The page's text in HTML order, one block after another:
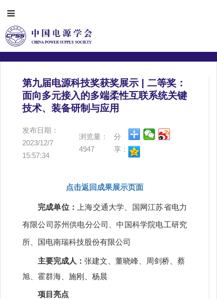
第九届电源科技奖获奖展示 | 二等奖：
面向多元接入的多端柔性互联系统关键
技术、装备研制与应用
发布日期：
2023/12/7
15:57:34
浏览量：
4947
分
享：
点击返回成果展示页面
完成单位： 上海交通大学、国网江苏省电力
有限公司苏州供电分公司、中国科学院电工研究
所、国电南瑞科技股份有限公司
主要完成人： 张建文、董晓峰、周剑桥、蔡
旭、霍群海、施刚、杨晨
项目亮点